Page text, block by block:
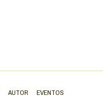
AUTOR EVENTOS